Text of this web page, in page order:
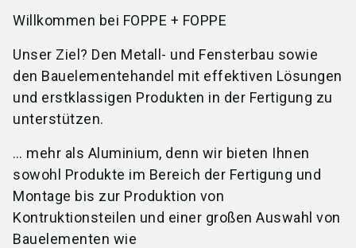
Willkommen bei FOPPE + FOPPE
Unser Ziel? Den Metall- und Fensterbau sowie
den Bauelementehandel mit effektiven Lösungen
und erstklassigen Produkten in der Fertigung zu
unterstützen.
… mehr als Aluminium, denn wir bieten Ihnen
sowohl Produkte im Bereich der Fertigung und
Montage bis zur Produktion von
Kontruktionsteilen und einer großen Auswahl von
Bauelementen wie